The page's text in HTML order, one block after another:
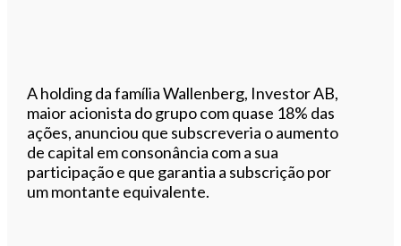
A holding da família Wallenberg, Investor AB,
maior acionista do grupo com quase 18% das
ações, anunciou que subscreveria o aumento
de capital em consonância com a sua
participação e que garantia a subscrição por
um montante equivalente.